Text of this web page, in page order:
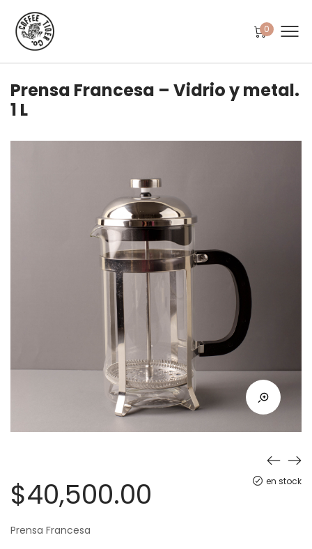
0
Prensa Francesa – Vidrio y metal.
1 L
en stock
$40,500.00
Prensa Francesa